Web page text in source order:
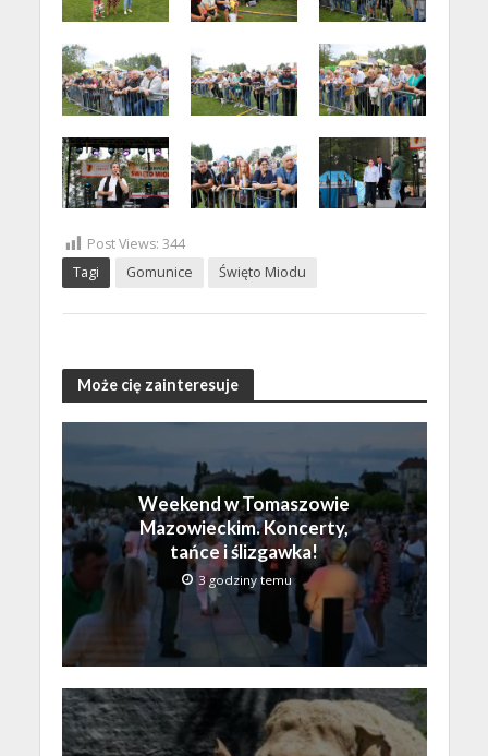
Post Views: 344
Tagi
Gomunice Święto Miodu
Może cię zainteresuje
Weekend w Tomaszowie
Mazowieckim. Koncerty,
tańce i ślizgawka!
3 godziny temu